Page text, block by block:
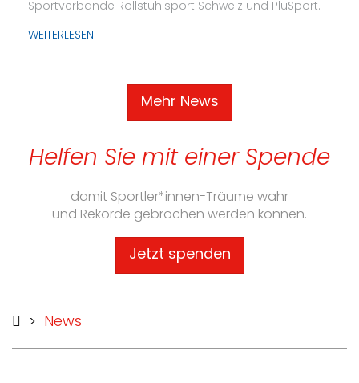
Sportverbände Rollstuhlsport Schweiz und PluSport.
WEITERLESEN
Mehr News
Helfen Sie mit einer Spende
damit Sportler*innen-Träume wahr
und Rekorde gebrochen werden können.
Jetzt spenden
> News